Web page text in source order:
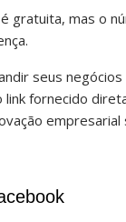
gratuita, mas o
seus
fornecido
empresarial